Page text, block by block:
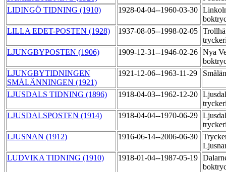
LIDINGÖ TIDNING (1910)
1928-04-04--1960-03-30
LILLA EDET-POSTEN (1928)
1937-08-05--1998-02-05
LJUNGBYPOSTEN (1906)
1909-12-31--1946-02-26 Nya
LJUNGBYTIDNINGEN
SMÅLÄNNINGEN (1921)
1921-12-06--1963-11-29
LJUSDALS TIDNING (1896) 1918-04-03--1962-12-20
LJUSDALSPOSTEN (1914)
1918-04-04--1970-06-29
LJUSNAN (1912)
1916-06-14--2006-06-30
LUDVIKA TIDNING (1910)
1918-01-04--1987-05-19